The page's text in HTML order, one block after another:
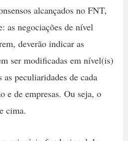
alcançados no FNT,
as negociações de nível
deverão indicar as
ser modificadas em nível(is)
peculiaridades de cada
e de empresas. Ou seja, o
cima.